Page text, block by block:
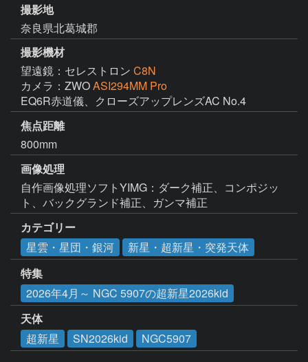
撮影地
奈良県北葛城郡
撮影機材
望遠鏡：セレストロン C8N
カメラ：ZWOASI294MM Pro
EQ6R赤道儀、クローズアップレンズAC No.4
焦点距離
800mm
画像処理
自作画像処理ソフトYIMG：ダーク補正、コンポジッ
ト、バックグランド補正、ガンマ補正
カテゴリー
星雲・星団・銀河
新星・超新星・突発天体
特集
2026年4月～ NGC 5907の超新星2026kid
天体
超新星
SN2026kid NGC5907